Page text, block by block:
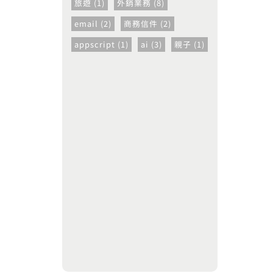
旅遊 (1)
外銷業務 (8)
email (2)
商務信件 (2)
appscript (1)
ai (3) 親子 (1)